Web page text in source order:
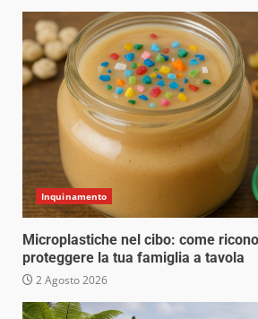
Inquinamento
Microplastiche nel cibo: come
proteggere la tua famiglia a tavola
2 Agosto 2026